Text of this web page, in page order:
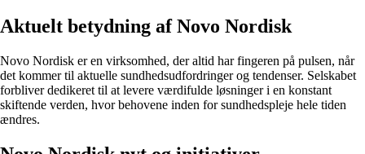
Aktuelt betydning af Novo Nordisk
Novo Nordisk er en virksomhed, der altid har fingeren på pulsen, når
det kommer til aktuelle sundhedsudfordringer og tendenser. Selskabet
forbliver dedikeret til at levere værdifulde løsninger i en konstant
skiftende verden, hvor behovene inden for sundhedspleje hele tiden
ændres.